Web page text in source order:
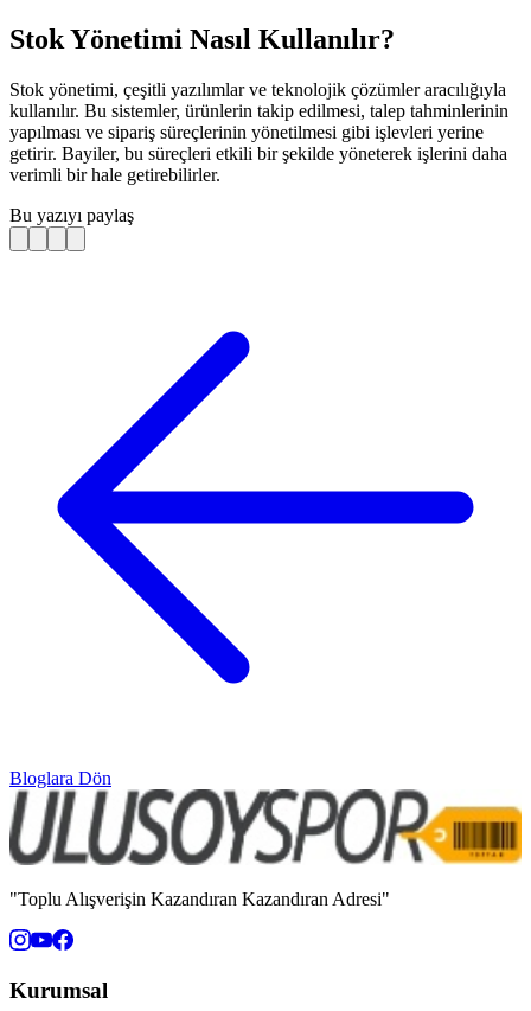
Stok Yönetimi Nasıl Kullanılır?
Stok yönetimi, çeşitli yazılımlar ve teknolojik çözümler aracılığıyla
kullanılır. Bu sistemler, ürünlerin takip edilmesi, talep tahminlerinin
yapılması ve sipariş süreçlerinin yönetilmesi gibi işlevleri yerine
getirir. Bayiler, bu süreçleri etkili bir şekilde yöneterek işlerini daha
verimli bir hale getirebilirler.
Bu yazıyı paylaş
Bloglara Dön
"Toplu Alışverişin Kazandıran Kazandıran Adresi"
Kurumsal